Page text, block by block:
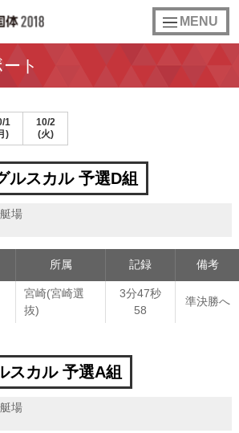
toggle
navigation
MENU
ト
1
)
10/2
(火)
ルスカル 予選D組
場
所属 記録 備考
宮崎(宮崎選
抜)
3分47秒
58
準決勝へ
スカル 予選A組
場